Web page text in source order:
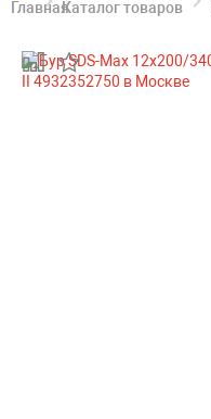
Каталог товаров